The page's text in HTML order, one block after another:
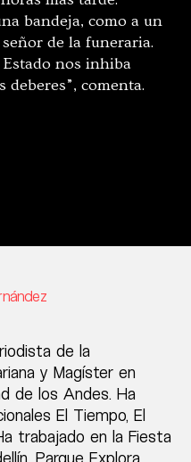
bandeja, como a un
de la funeraria.
nos inhiba
deberes”, comenta.
de la
y Magíster en
de los Andes. Ha
El Tiempo, El
trabajado en la Fiesta
Parque Explora,